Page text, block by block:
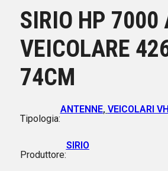
SIRIO HP 7000
VEICOLARE
74CM
Tipologia:
ANTENNE, VEICOLARI
Produttore:
SIRIO